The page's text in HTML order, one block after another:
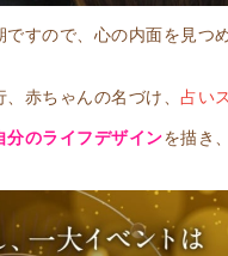
ですので、心の内面を見つ
赤ちゃんの名づけ、 占い
分のライフデザインを描き